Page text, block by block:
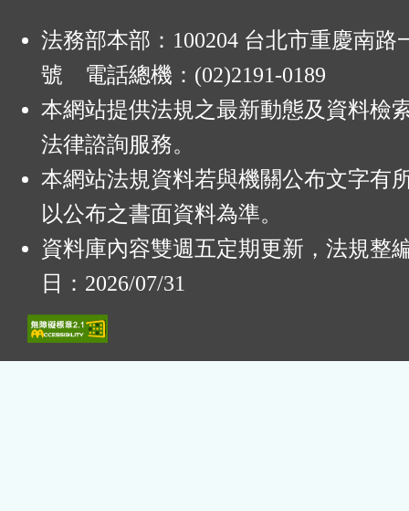
法務部本部：100204 台北市重慶南路
號 電話總機：(02)2191-0189
本網站提供法規之最新動態及資料檢
法律諮詢服務。
本網站法規資料若與機關公布文字有
以公布之書面資料為準。
資料庫內容雙週五定期更新，法規整
日：2026/07/31